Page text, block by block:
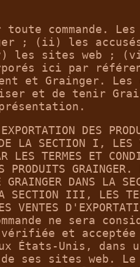
commande. Les
; (ii) les
les sites web ;
ici par
et Grainger. Les
et de tenir
DES
DE LA SECTION I, LES
LES TERMES ET
PRODUITS GRAINGER.
GRAINGER DANS LA
SECTION III, LES
VENTES
ne sera
et acceptée
États-Unis, dans
ses sites web.